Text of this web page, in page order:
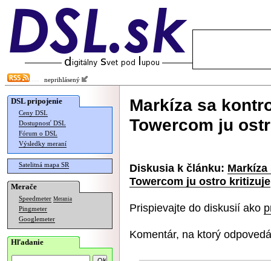
neprihlásený
DSL pripojenie
Ceny DSL
Dostupnosť DSL
Fórum o DSL
Výsledky meraní
Satelitná mapa SR
Merače
Speedmeter Merania
Pingmeter
Googlemeter
Hľadanie
Markíza sa
Towercom ju
Diskusia k článku:
Towercom ju ostro kritizuje
Prispievajte do diskusií ako
Komentár, na ktorý